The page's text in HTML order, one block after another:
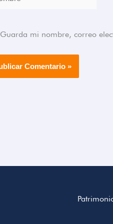
Guarda mi nombre, correo